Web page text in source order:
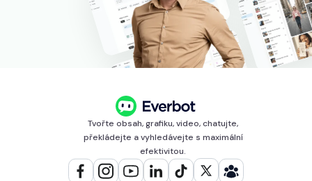
Tvořte obsah, grafiku, video, chatujte,
překládejte a vyhledávejte s maximální
efektivitou.